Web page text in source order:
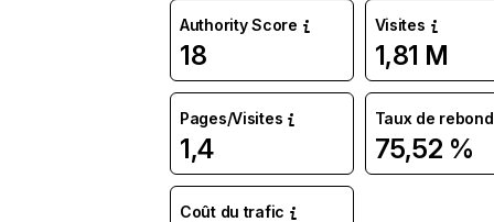
Authority Score
18
Visites
1,81 M
Pages/Visites
1,4
Taux de rebond
75,52 %
Coût du trafic